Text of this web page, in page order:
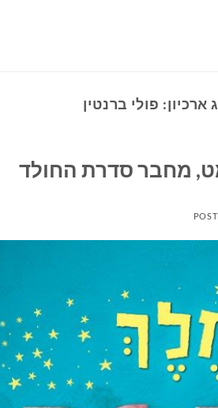
ארכיון: פולי ברנטין
מחבר סדרת החולד